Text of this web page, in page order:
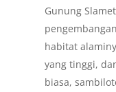
Gunung
habitat
yang tinggi,
biasa,